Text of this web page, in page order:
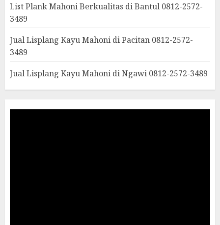
List Plank Mahoni Berkualitas di Bantul 0812-2572-
3489
Jual Lisplang Kayu Mahoni di Pacitan 0812-2572-
3489
Jual Lisplang Kayu Mahoni di Ngawi 0812-2572-3489